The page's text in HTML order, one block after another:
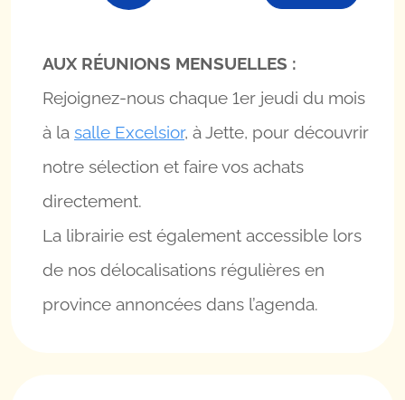
AUX RÉUNIONS MENSUELLES :
Rejoignez-nous chaque 1er jeudi du mois
à la salle Excelsior, à Jette, pour découvrir
notre sélection et faire vos achats
directement.
La librairie est également accessible lors
de nos délocalisations régulières en
province annoncées dans l’agenda.